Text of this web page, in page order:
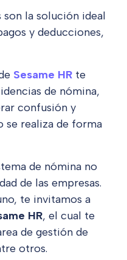
la solución ideal
y deducciones,
Sesame HR te
de nómina,
confusión y
se realiza de forma
de nómina no
de las empresas.
te invitamos a
HR, el cual te
de gestión de
otros.